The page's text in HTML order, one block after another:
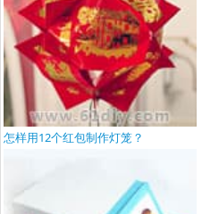
怎样用12个红包制作灯笼？